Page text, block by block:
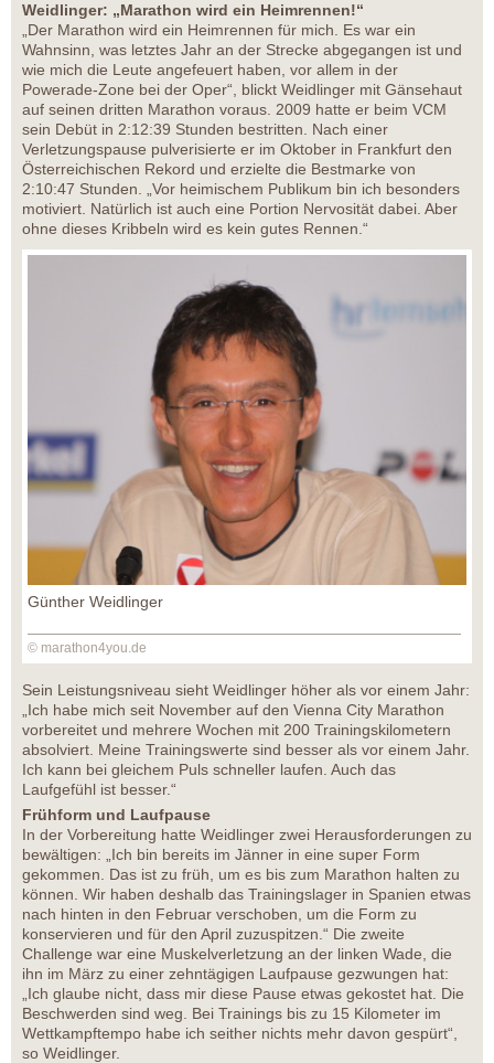
Weidlinger: „Marathon wird ein Heimrennen!“
„Der Marathon wird ein Heimrennen für mich. Es war ein
Wahnsinn, was letztes Jahr an der Strecke abgegangen ist und
wie mich die Leute angefeuert haben, vor allem in der
Powerade-Zone bei der Oper“, blickt Weidlinger mit Gänsehaut
auf seinen dritten Marathon voraus. 2009 hatte er beim VCM
sein Debüt in 2:12:39 Stunden bestritten. Nach einer
Verletzungspause pulverisierte er im Oktober in Frankfurt den
Österreichischen Rekord und erzielte die Bestmarke von
2:10:47 Stunden. „Vor heimischem Publikum bin ich besonders
motiviert. Natürlich ist auch eine Portion Nervosität dabei. Aber
ohne dieses Kribbeln wird es kein gutes Rennen.“
Günther Weidlinger
© marathon4you.de
Sein Leistungsniveau sieht Weidlinger höher als vor einem Jahr:
„Ich habe mich seit November auf den Vienna City Marathon
vorbereitet und mehrere Wochen mit 200 Trainingskilometern
absolviert. Meine Trainingswerte sind besser als vor einem Jahr.
Ich kann bei gleichem Puls schneller laufen. Auch das
Laufgefühl ist besser.“
Frühform und Laufpause
In der Vorbereitung hatte Weidlinger zwei Herausforderungen zu
bewältigen: „Ich bin bereits im Jänner in eine super Form
gekommen. Das ist zu früh, um es bis zum Marathon halten zu
können. Wir haben deshalb das Trainingslager in Spanien etwas
nach hinten in den Februar verschoben, um die Form zu
konservieren und für den April zuzuspitzen.“ Die zweite
Challenge war eine Muskelverletzung an der linken Wade, die
ihn im März zu einer zehntägigen Laufpause gezwungen hat:
„Ich glaube nicht, dass mir diese Pause etwas gekostet hat. Die
Beschwerden sind weg. Bei Trainings bis zu 15 Kilometer im
Wettkampftempo habe ich seither nichts mehr davon gespürt“,
so Weidlinger.